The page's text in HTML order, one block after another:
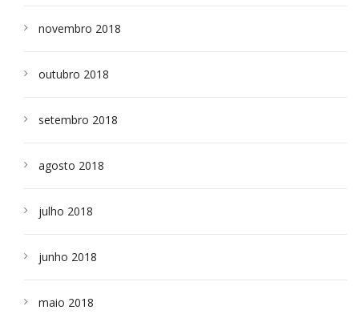
novembro 2018
outubro 2018
setembro 2018
agosto 2018
julho 2018
junho 2018
maio 2018